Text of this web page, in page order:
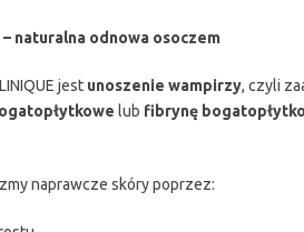
naturalna odnowa osoczem
jest unoszenie wampirzy, czyli
lub fibrynę
naprawcze skóry poprzez: